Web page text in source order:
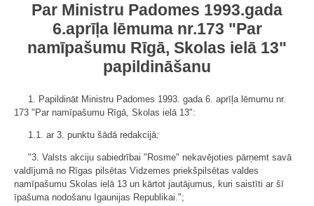
Par Ministru Padomes 1993.gada
6.aprīļa lēmuma nr.173 "Par
namīpašumu Rīgā, Skolas ielā 13"
papildināšanu
1. Papildināt Ministru Padomes 1993. gada 6. aprīļa lēmumu nr.
173 "Par namīpašumu Rīgā, Skolas ielā 13":
1.1. ar 3. punktu šādā redakcijā:
"3. Valsts akciju sabiedrībai "Rosme" nekavējoties pārņemt savā
valdījumā no Rīgas pilsētas Vidzemes priekšpilsētas valdes
namīpašumu Skolas ielā 13 un kārtot jautājumus, kuri saistīti ar šī
īpašuma nodošanu Igaunijas Republikai.";